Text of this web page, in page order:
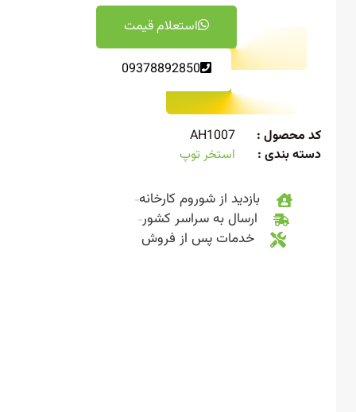
استعلام قیمت
09378892850
محصول :
AH1007
بندی :
استخر توپ
بازدید از شوروم کارخانه
ارسال به سراسر کشور
خدمات پس از فروش